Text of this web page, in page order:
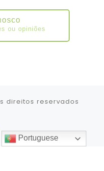
ou opiniões
direitos reservados
Portuguese